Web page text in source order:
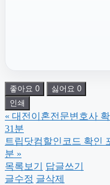
좋아요 0 싫어요 0
인쇄
« 대전이혼전문변호사
31분
트립닷컴할인코드 확인
분 »
목록보기
답글쓰기
글수정 글삭제